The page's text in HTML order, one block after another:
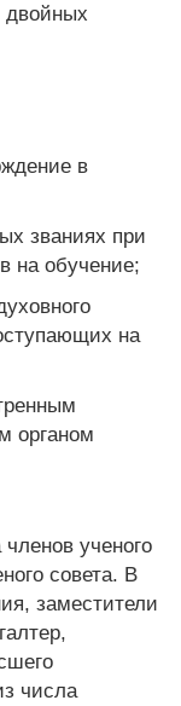
двойных
в
званиях при
на обучение;
на
органом
ученого
совета. В
заместители
числа